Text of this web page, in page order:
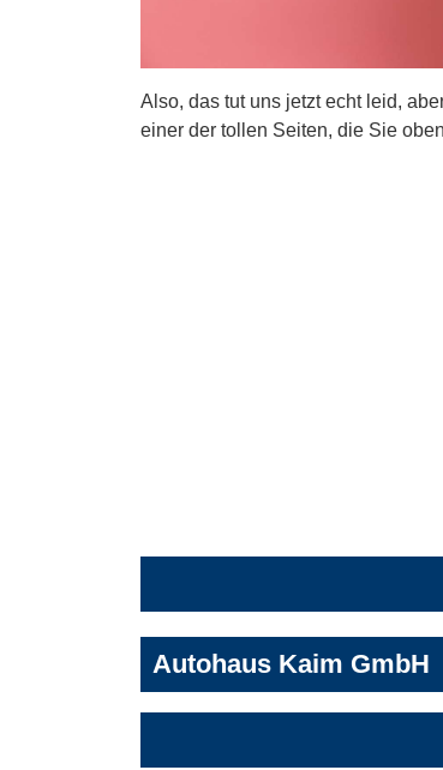
Also, das tut uns jetzt echt leid,
einer der tollen Seiten, die Sie
Autohaus Kaim GmbH